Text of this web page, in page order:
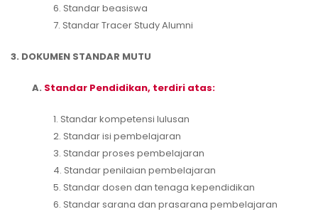
6. Standar beasiswa
7. Standar Tracer Study Alumni
3. DOKUMEN STANDAR MUTU
A. Standar Pendidikan, terdiri atas:
1. Standar kompetensi lulusan
2. Standar isi pembelajaran
3. Standar proses pembelajaran
4. Standar penilaian pembelajaran
5. Standar dosen dan tenaga kependidikan
6. Standar sarana dan prasarana pembelajaran